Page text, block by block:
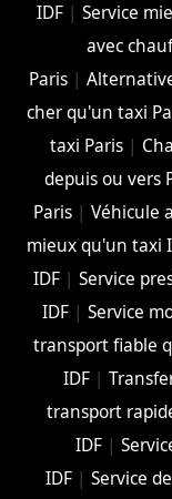
IDF |Service
avec
Paris |
cher qu'un taxi
taxi Paris|
depuis ou vers
Paris |Véhicule
mieux qu'un taxi
IDF| Service
IDF |Service
transport fiable
IDF |
transport
IDF |
IDF |Service